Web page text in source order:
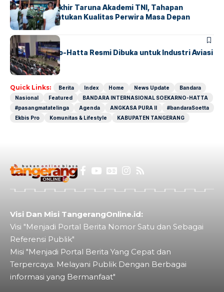
Sidang Pantukhir Taruna Akademi TNI, Tahapan
Strategis Tentukan Kualitas Perwira Masa Depan
BANDARA BERITA
IALC Soekarno-Hatta Resmi Dibuka untuk Industri Aviasi
Dunia
Quick Links: Berita Index Home News Update
Bandara
Nasional
Featured
BANDARA INTERNASIONAL SOEKARNO-HATTA
#pasangmatatelinga
Agenda ANGKASA PURA II
#bandaraSoetta
Ekbis Pro
Komunitas & Lifestyle KABUPATEN TANGERANG
Visi Dan Misi TangerangOnline.id:
Visi "Menjadi Portal Berita Nomor Satu dan Sebagai
Referensi Publik"
Misi "Menjadi Portal Berita Yang Cepat dan
Terpercaya. Melayani Publik Dengan Berbagai
informasi yang Bermanfaat"